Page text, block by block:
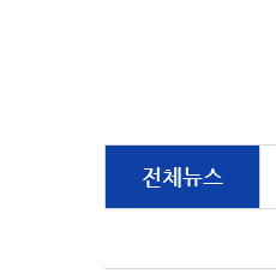
전체뉴스